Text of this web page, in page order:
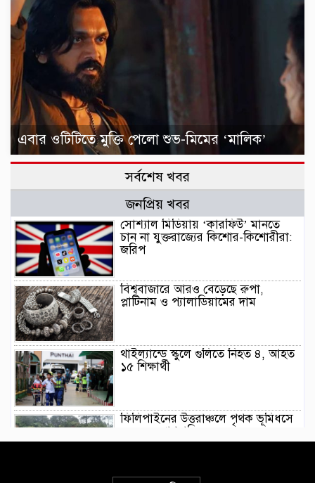
এবার ওটিটিতে মুক্তি পেলো শুভ-মিমের ‘মালিক’
সর্বশেষ খবর
জনপ্রিয় খবর
সোশ্যাল মিডিয়ায় ‘কারফিউ’ মানতে
চান না যুক্তরাজ্যের কিশোর-কিশোরীরা:
জরিপ
বিশ্ববাজারে আরও বেড়েছে রুপা,
প্লাটিনাম ও প্যালাডিয়ামের দাম
থাইল্যান্ডে স্কুলে গুলিতে নিহত ৪, আহত
১৫ শিক্ষার্থী
ফিলিপাইনের উত্তরাঞ্চলে পৃথক ভূমিধসে
৪ জনের প্রাণহানি